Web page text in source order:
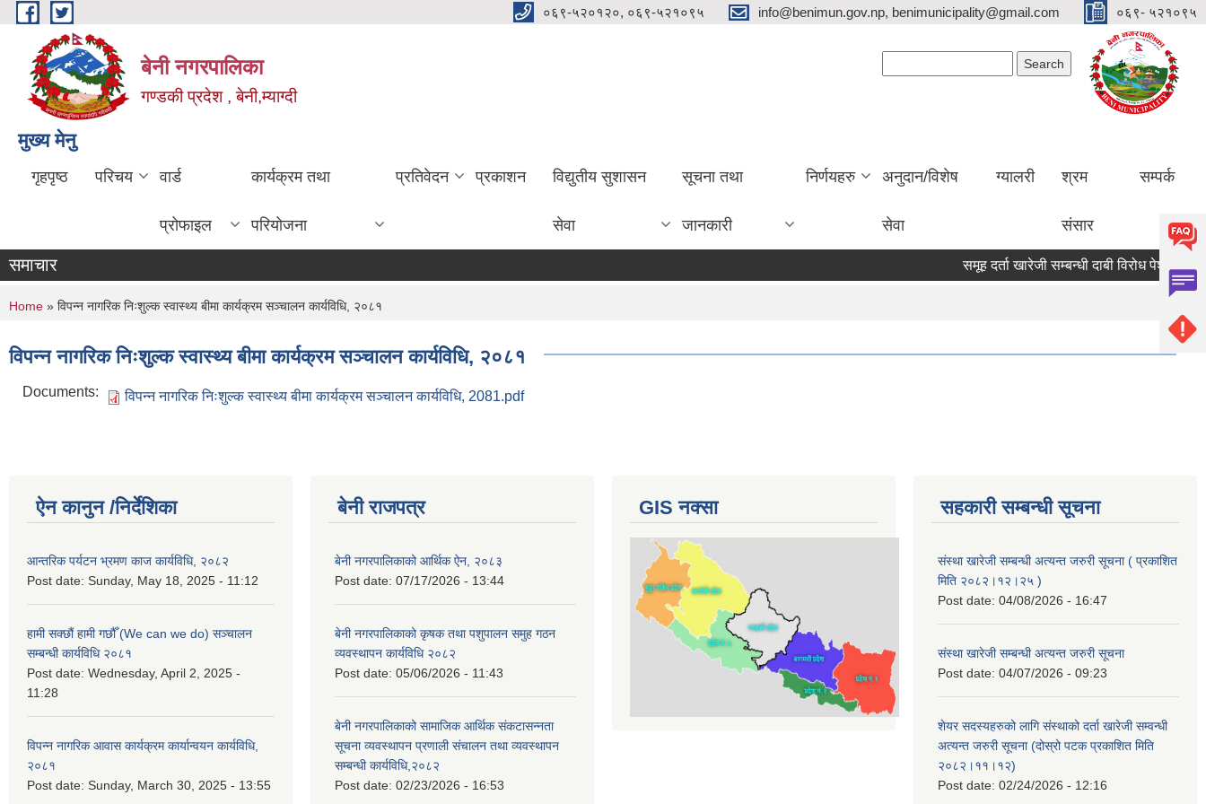
Skip to main content ०६९-५२०१२०, ०६९-५२१०९५ info@benimun.gov.np, benimunicipality@gmail.com ०६९- ५२१०९५
बेनी नगरपालिका
गण्डकी प्रदेश , बेनी,म्याग्दी
मुख्य मेनु
गृहपृष्ठ परिचय वार्ड
प्रोफाइल
कार्यक्रम तथा
परियोजना
प्रतिवेदन प्रकाशन विद्युतीय सुशासन
सेवा
सूचना तथा
जानकारी
निर्णयहरु अनुदान/विशेष
सेवा
ग्यालरी श्रम
संसार
सम्पर्क
समाचार समूह दर्ता खारेजी सम्बन्धी दाबी विरोध पेश गर्ने
You are here
Home » विपन्न नागरिक निःशुल्क स्वास्थ्य बीमा कार्यक्रम सञ्चालन कार्यविधि, २०८१
विपन्न नागरिक निःशुल्क स्वास्थ्य बीमा कार्यक्रम सञ्चालन कार्यविधि, २०८१
Documents: विपन्न नागरिक निःशुल्क स्वास्थ्य बीमा कार्यक्रम सञ्चालन कार्यविधि, 2081.pdf
ऐन कानुन /निर्देशिका
आन्तरिक पर्यटन भ्रमण काज कार्यविधि, २०८२
Post date: Sunday, May 18, 2025 - 11:12
हामी सक्छौं हामी गछौँ (We can we do) सञ्चालन
सम्बन्धी कार्यविधि २०८१
Post date: Wednesday, April 2, 2025 -
11:28
विपन्न नागरिक आवास कार्यक्रम कार्यान्वयन कार्यविधि,
२०८१
Post date: Sunday, March 30, 2025 - 13:55
बेनी राजपत्र
बेनी नगरपालिकाको आर्थिक ऐन, २०८३
Post date: 07/17/2026 - 13:44
बेनी नगरपालिकाको कृषक तथा पशुपालन समुह गठन
व्यवस्थापन कार्यविधि २०८२
Post date: 05/06/2026 - 11:43
बेनी नगरपालिकाको सामाजिक आर्थिक संकटासन्नता
सूचना व्यवस्थापन प्रणाली संचालन तथा व्यवस्थापन
सम्बन्धी कार्यविधि,२०८२
Post date: 02/23/2026 - 16:53
GIS नक्सा सहकारी सम्बन्धी सूचना
संस्था खारेजी सम्बन्धी अत्यन्त जरुरी सूचना ( प्रकाशित
मिति २०८२।१२।२५ )
Post date: 04/08/2026 - 16:47
संस्था खारेजी सम्बन्धी अत्यन्त जरुरी सूचना
Post date: 04/07/2026 - 09:23
शेयर सदस्यहरुको लागि संस्थाको दर्ता खारेजी सम्वन्धी
अत्यन्त जरुरी सूचना (दोस्रो पटक प्रकाशित मिति
२०८२।११।१२)
Post date: 02/24/2026 - 12:16